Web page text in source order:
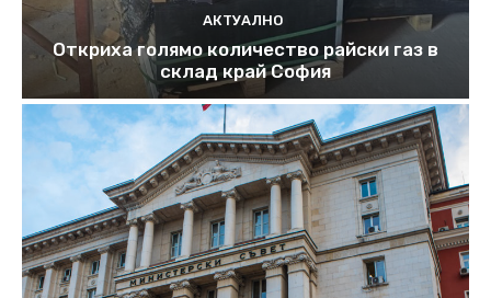
АКТУАЛНО
Откриха голямо количество райски газ в
склад край София